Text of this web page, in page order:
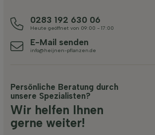
0283 192 630 06
Heute geöffnet von 09:00 - 17:00
E-Mail senden
info@heijnen-pflanzen.de
Persönliche Beratung durch
unsere Spezialisten?
Wir helfen Ihnen
gerne weiter!